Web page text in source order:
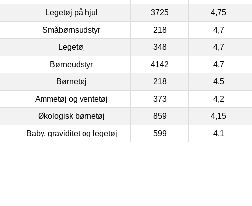
Legetøj på hjul 3725 4,75
Småbørnsudstyr 218 4,7
Legetøj 348 4,7
Børneudstyr 4142 4,7
Børnetøj 218 4,5
Ammetøj og ventetøj 373 4,2
Økologisk børnetøj 859 4,15
Baby, graviditet og legetøj 599 4,1